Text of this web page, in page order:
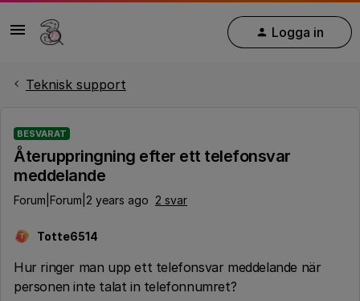
Logga in
Teknisk support
BESVARAT
Återuppringning efter ett telefonsvar
meddelande
Forum|Forum|2 years ago 2 svar
T Totte6514
Hur ringer man upp ett telefonsvar meddelande när
personen inte talat in telefonnumret?